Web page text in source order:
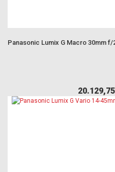
Panasonic Lumix G Macro 30mm f/